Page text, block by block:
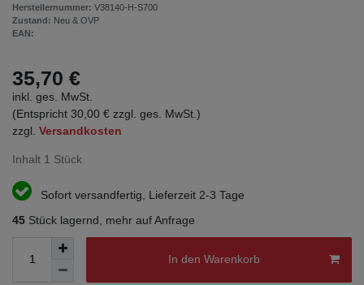
Herstellernummer: V38140-H-S700
Zustand: Neu & OVP
EAN:
35,70 €
inkl. ges. MwSt.
(Entspricht 30,00 € zzgl. ges. MwSt.)
zzgl. Versandkosten
Inhalt 1 Stück
Sofort versandfertig, Lieferzeit 2-3 Tage
45 Stück lagernd, mehr auf Anfrage
In den Warenkorb